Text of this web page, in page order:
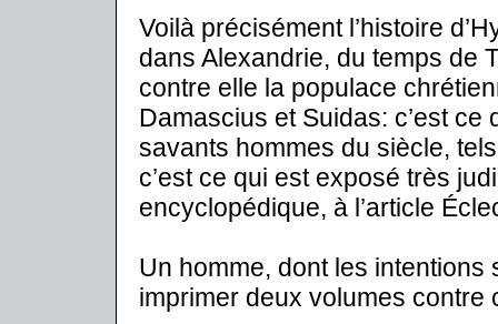
Voilà précisément l’histoire
dans Alexandrie, du temps de
contre elle la populace
Damascius et Suidas: c’est
savants hommes du siècle,
c’est ce qui est exposé très
encyclopédique, à l’article
Un homme, dont les
imprimer deux volumes contre